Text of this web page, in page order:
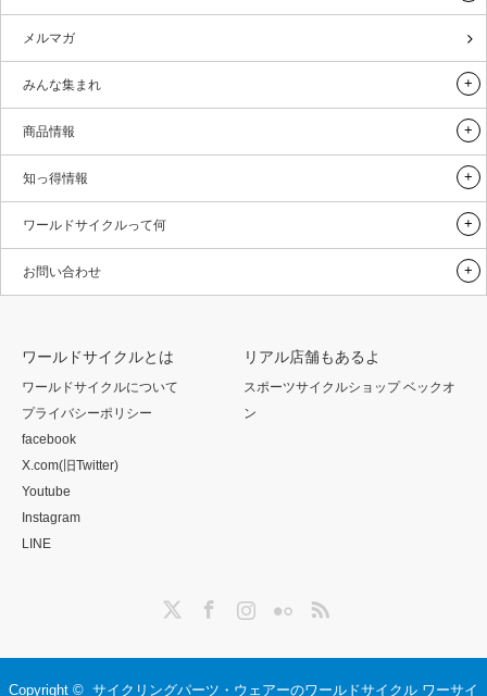
メルマガ
みんな集まれ
商品情報
知っ得情報
ワールドサイクルって何
お問い合わせ
ワールドサイクルとは
ワールドサイクルについて
プライバシーポリシー
facebook
X.com(旧Twitter)
Youtube
Instagram
LINE
リアル店舗もあるよ
スポーツサイクルショップ ベックオ
ン
InstagramFlickr RSS
Copyright © サイクリングパーツ・ウェアーのワールドサイクル ワーサイ